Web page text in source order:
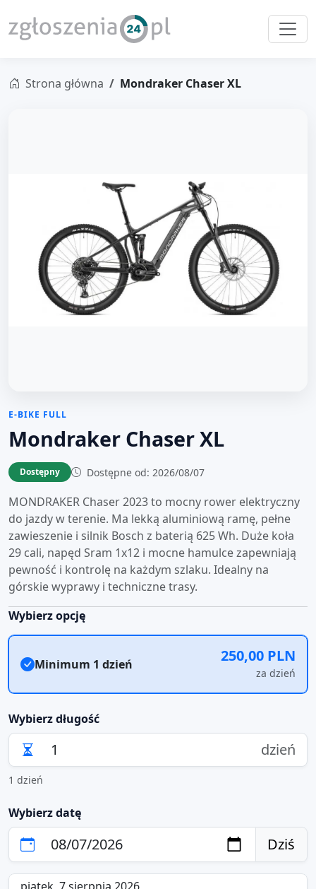
Strona główna Mondraker Chaser XL
E-BIKE FULL
Mondraker Chaser XL
Dostępny Dostępne od: 2026/08/07
MONDRAKER Chaser 2023 to mocny rower elektryczny
do jazdy w terenie. Ma lekką aluminiową ramę, pełne
zawieszenie i silnik Bosch z baterią 625 Wh. Duże koła
29 cali, napęd Sram 1x12 i mocne hamulce zapewniają
pewność i kontrolę na każdym szlaku. Idealny na
górskie wyprawy i techniczne trasy.
Wybierz opcję
Minimum 1 dzień 250,00 PLN
za dzień
Wybierz długość
dzień
1 dzień
Wybierz datę
Dziś